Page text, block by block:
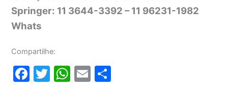
Springer: 11 3644-3392 – 11 96231-1982
Whats
Compartilhe:
F
T
W E